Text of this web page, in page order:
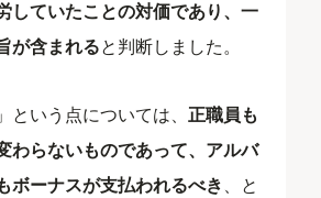
していたことの対価であり、一
が含まれると判断しました。
という点については、正職員も
わらないものであって、アルバ
ボーナスが支払われるべき、と